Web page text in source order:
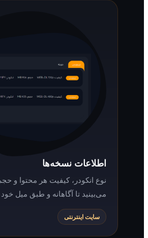
اطلاعات نسخه‌ها
نوع انکودر، کیفیت هر محتوا و حجم فایل آن را
می‌بینید تا آگاهانه و طبق میل خود دانلود کنید.
سایت اینترنتی